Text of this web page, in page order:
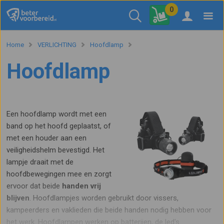
0
Home VERLICHTING Hoofdlamp
Hoofdlamp
Een hoofdlamp wordt met een
band op het hoofd geplaatst, of
met een houder aan een
veiligheidshelm bevestigd. Het
lampje draait met de
hoofdbewegingen mee en zorgt
ervoor dat beide handen vrij
blijven. Hoofdlampjes worden gebruikt door vissers,
kampeerders en vaklieden die beide handen nodig hebben voor
het werk. Hoofdlampen werken op batterijen, de led's